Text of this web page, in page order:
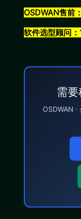
OSDWAN售前
软件选型顾问
需
OSDWAN